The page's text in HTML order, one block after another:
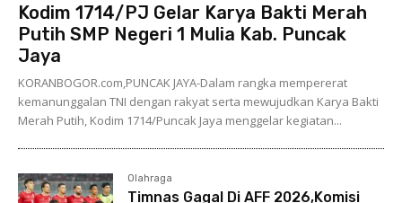
Kodim 1714/PJ Gelar Karya Bakti Merah
Putih SMP Negeri 1 Mulia Kab. Puncak
Jaya
KORANBOGOR.com,PUNCAK JAYA-Dalam rangka mempererat
kemanunggalan TNI dengan rakyat serta mewujudkan Karya Bakti
Merah Putih, Kodim 1714/Puncak Jaya menggelar kegiatan...
Olahraga
Timnas Gagal Di AFF 2026,Komisi